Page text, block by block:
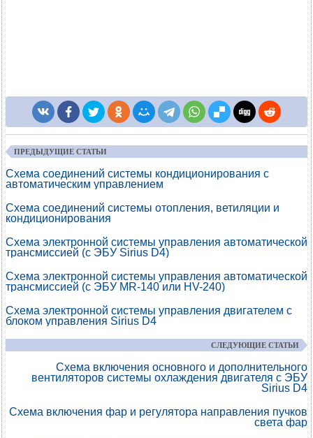
ПРЕДЫДУЩИЕ СТАТЬИ
Схема соединений системы кондиционирования с
автоматическим управлением
Схема соединений системы отопления, ветиляции и
кондиционирования
Схема электронной системы управления автоматической
трансмиссией (с ЭБУ Sirius D4)
Схема электронной системы управления автоматической
трансмиссией (с ЭБУ MR-140 или HV-240)
Схема электронной системы управления двигателем с
блоком управления Sirius D4
СЛЕДУЮЩИЕ СТАТЬИ
Схема включения основного и дополнительного
вентиляторов системы охлаждения двигателя с ЭБУ
Sirius D4
Схема включения фар и регулятора направления пучков
света фар